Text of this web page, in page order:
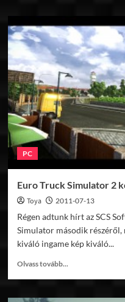
tartalmak
az
2011-
hez?
PC
Euro Truck Simulator 2
Toya 2011-07-13
Régen adtunk hírt az SCS
Simulator második részéről,
kiváló ingame kép kiváló...
Olvass tovább...
Euro